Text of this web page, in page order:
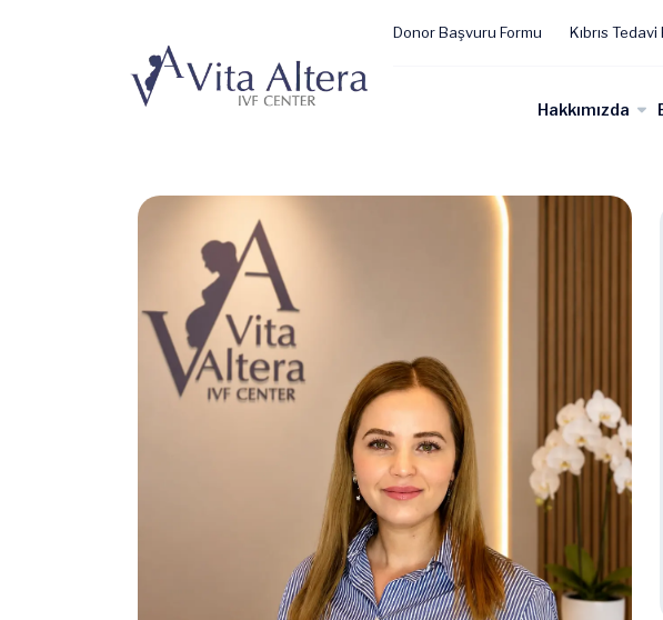
Donor Başvuru Formu Kıbrıs Tedavi
Hakkımızda